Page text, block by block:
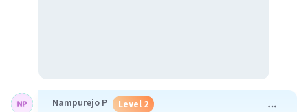
Nampurejo P Level 2